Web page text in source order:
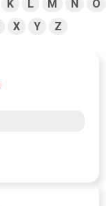
K L M N
O
X Y Z